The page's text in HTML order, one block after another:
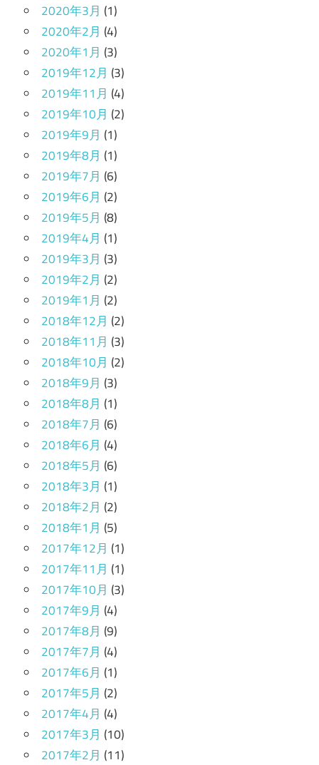
2020年3月 (1)
2020年2月 (4)
2020年1月 (3)
2019年12月 (3)
2019年11月 (4)
2019年10月 (2)
2019年9月 (1)
2019年8月 (1)
2019年7月 (6)
2019年6月 (2)
2019年5月 (8)
2019年4月 (1)
2019年3月 (3)
2019年2月 (2)
2019年1月 (2)
2018年12月 (2)
2018年11月 (3)
2018年10月 (2)
2018年9月 (3)
2018年8月 (1)
2018年7月 (6)
2018年6月 (4)
2018年5月 (6)
2018年3月 (1)
2018年2月 (2)
2018年1月 (5)
2017年12月 (1)
2017年11月 (1)
2017年10月 (3)
2017年9月 (4)
2017年8月 (9)
2017年7月 (4)
2017年6月 (1)
2017年5月 (2)
2017年4月 (4)
2017年3月 (10)
2017年2月 (11)